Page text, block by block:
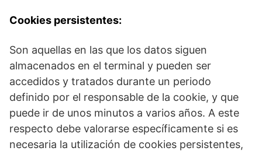
Cookies persistentes:
Son aquellas en las que los datos siguen
almacenados en el terminal y pueden ser
accedidos y tratados durante un periodo
definido por el responsable de la cookie, y que
puede ir de unos minutos a varios años. A este
respecto debe valorarse específicamente si es
necesaria la utilización de cookies persistentes,